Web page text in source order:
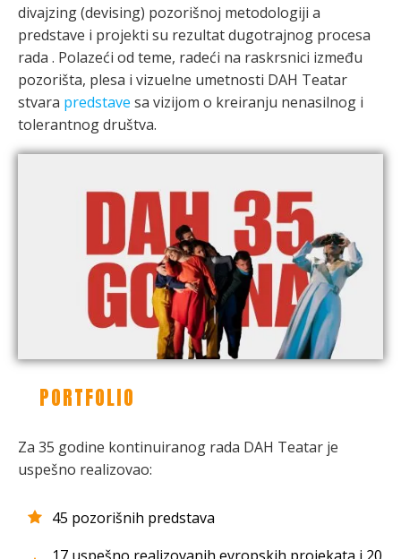
divajzing (devising) pozorišnoj metodologiji a
predstave i projekti su rezultat dugotrajnog procesa
rada . Polazeći od teme, radeći na raskrsnici između
pozorišta, plesa i vizuelne umetnosti DAH Teatar
stvara predstave sa vizijom o kreiranju nenasilnog i
tolerantnog društva.
PORTFOLIO
Za 35 godine kontinuiranog rada DAH Teatar je
uspešno realizovao:
45 pozorišnih predstava